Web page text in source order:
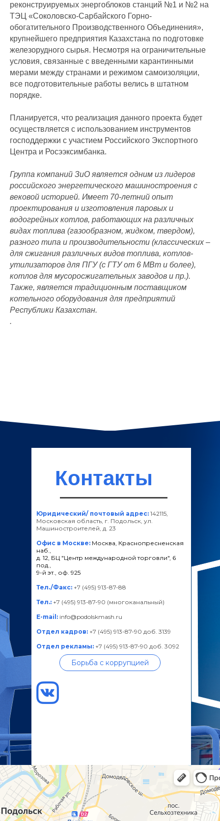
реконструируемых энергоблоков станций №1 и №2 на
ТЭЦ «Соколовско-Сарбайского Горно-
обогатительного Производственного Объединения»,
крупнейшего предприятия Казахстана по подготовке
железорудного сырья. Несмотря на ограничительные
условия, связанные с введенными карантинными
мерами между странами и режимом самоизоляции,
все подготовительные работы велись в штатном
порядке.
Планируется, что реализация данного проекта будет
осуществляется с использованием инструментов
господдержки с участием Российского Экспортного
Центра и Росээксимбанка.
Группа компаний ЗиО является одним из лидеров
российского энергетического машиностроения с
вековой историей. Имеет 70-летний опыт
проектирования и изготовления паровых и
водогрейных котлов, работающих на различных
видах топлива (газообразном, жидком, твердом),
разного типа и производительности (классических –
для сжигания различных видов топлива, котлов-
утилизаторов для ПГУ (с ГТУ от 6 МВт и более),
котлов для мусоросжигательных заводов и пр.).
Также, является традиционным поставщиком
котельного оборудования для предприятий
Республики Казахстан.
.
Контакты
Юридический/ почтовый адрес: 142115,
Московская область, г. Подольск, ул.
Машиностроителей, д. 23
Офис в Москве: Москва, Краснопресненская
наб.,
д. 12, БЦ "Центр международной торговли", 6
под.,
9-й эт., оф. 925
Тел./Факс: +7 (495) 913-87-88
Тел.: +7 (495) 913-87-90 (многоканальный)
E-mail: info@podolskmash.ru
Отдел кадров: +7 (495) 913-87-90 доб. 3139
Отдел рекламы: +7 (495) 913-87-90 доб. 3092
Борьба с коррупцией